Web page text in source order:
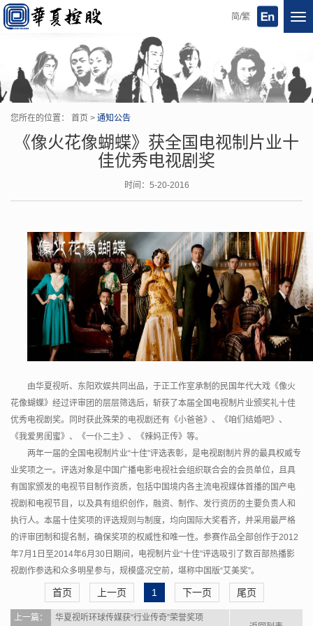
简/繁
您所在的位置： 首页 > 通知公告
《像火花像蝴蝶》获全国电视制片业十
佳优秀电视剧奖
时间：5-20-2016
由华夏视听、东阳欢娱共同出品，于正工作室承制的民国年代大戏《像火
花像蝴蝶》经过评审团的层层筛选后，斩获了本届全国电视制片业颁奖礼十佳
优秀电视剧奖。同时获此殊荣的电视剧还有《小爸爸》、《咱们结婚吧》、
《我爱男闺蜜》、《一仆二主》、《辣妈正传》等。
两年一届的全国电视制片业“十佳”评选表彰，是电视剧制片界的最具权威专
业奖项之一。评选对象是中国广播电影电视社会组织联合会的会员单位，且具
有国家颁发的电视节目制作资质，包括中国境内各主流电视媒体首播的国产电
视剧和电视节目，以及具有组织创作，融资、制作、发行资历的主要负责人和
执行人。本届十佳奖项的评选规则与制度，均向国际大奖看齐，并采用最严格
的评审团制和提名制，确保奖项的权威性和唯一性。参赛作品全部创作于2012
年7月1日至2014年6月30日期间，电视制片业“十佳”评选吸引了数百部热播影
视剧作参选和众多明星参与，规模盛况空前，堪称中国版“艾美奖”。
首页 上一页 1 下一页 尾页
上一篇：
华夏视听环球传媒获“行业传奇”荣誉奖项